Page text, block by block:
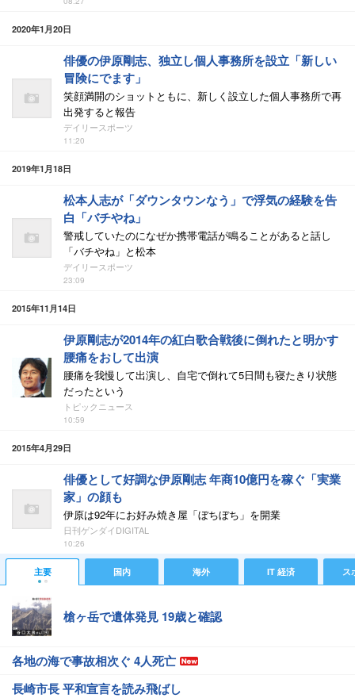
2020年1月20日
俳優の伊原剛志、独立し個人事務所を設立「新しい
冒険にでます」
笑顔満開のショットともに、新しく設立した個人事務所で再
出発すると報告
デイリースポーツ
11:20
2019年1月18日
松本人志が「ダウンタウンなう」で浮気の経験を告
白「バチやね」
警戒していたのになぜか携帯電話が鳴ることがあると話し
「バチやね」と松本
デイリースポーツ
23:09
2015年11月14日
伊原剛志が2014年の紅白歌合戦後に倒れたと明かす
腰痛をおして出演
腰痛を我慢して出演し、自宅で倒れて5日間も寝たきり状態
だったという
トピックニュース
10:59
2015年4月29日
俳優として好調な伊原剛志 年商10億円を稼ぐ「実業
家」の顔も
伊原は92年にお好み焼き屋「ぼちぼち」を開業
日刊ゲンダイDIGITAL
10:26
主要 国内 海外 IT 経済 ス
槍ヶ岳で遺体発見 19歳と確認
各地の海で事故相次ぐ 4人死亡
長崎市長 平和宣言を読み飛ばし